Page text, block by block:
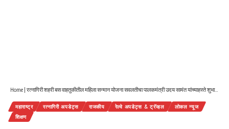
Home | रत्नागिरी शहरी बस वाहतुकीतील महिला सन्मान योजना सवलतीचा पालकमंत्री उदय सामंत यांच्याहस्ते शुभारंभ
महाराष्ट्र रत्नागिरी अपडेट्स राजकीय रेल्वे अपडेट्स & ट्रॅव्हल
लोकल न्यूज
शिक्षण